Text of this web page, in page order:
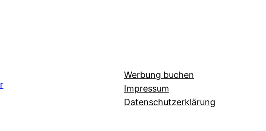
Werbung buchen
Impressum
Datenschutzerklärung